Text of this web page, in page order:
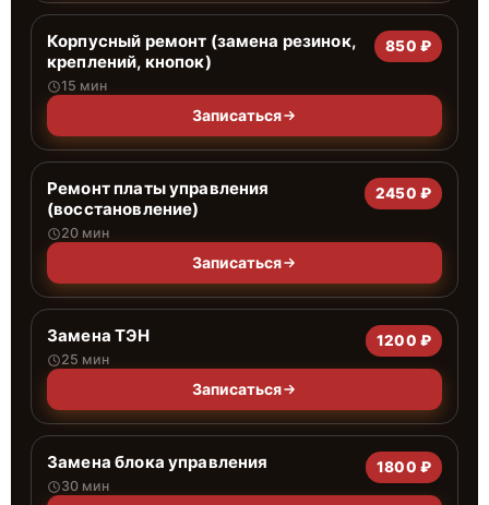
Корпусный ремонт (замена резинок,
креплений, кнопок)
15 мин
850 ₽
Записаться
Ремонт платы управления
(восстановление)
20 мин
2450 ₽
Записаться
Замена ТЭН
25 мин
1200 ₽
Записаться
Замена блока управления
30 мин
1800 ₽